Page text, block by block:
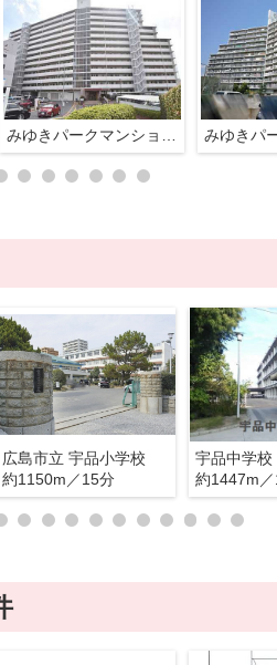
みゆきパークマンションＢ棟
広島市立 宇品小学校
約1150m／15分
宇品中学校
約1447m